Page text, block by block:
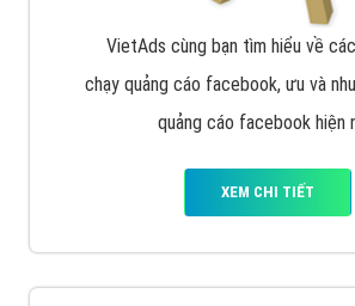
VietAds cùng bạn tìm hiểu về
chạy quảng cáo facebook, ưu và
quảng cáo facebook hiện
XEM CHI TIẾT